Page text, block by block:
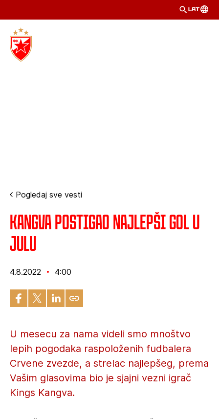
LAT
Pogledaj sve vesti
Kangva postigao najlepši gol u
julu
4.8.2022 4:00
U mesecu za nama videli smo mnoštvo
lepih pogodaka raspoloženih fudbalera
Crvene zvezde, a strelac najlepšeg, prema
Vašim glasovima bio je sjajni vezni igrač
Kings Kangva.